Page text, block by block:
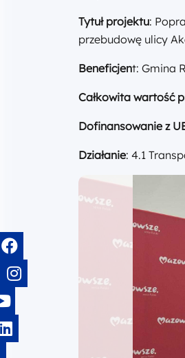
Tytuł projektu:
przebudowę ulicy
Beneficjent: Gmina
Całkowita wartość
Dofinansowanie z
Działanie: 4.1